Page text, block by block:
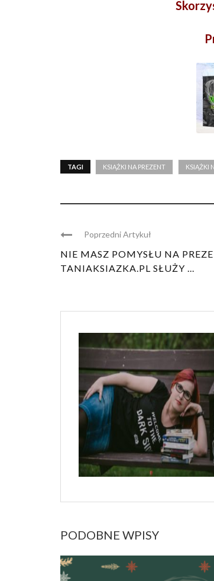
TAGI KSIĄŻKI NA PREZENT KSIĄŻKI
Poprzedni Artykuł
NIE MASZ POMYSŁU NA
TANIAKSIAZKA.PL SŁUŻY ...
PODOBNE WPISY